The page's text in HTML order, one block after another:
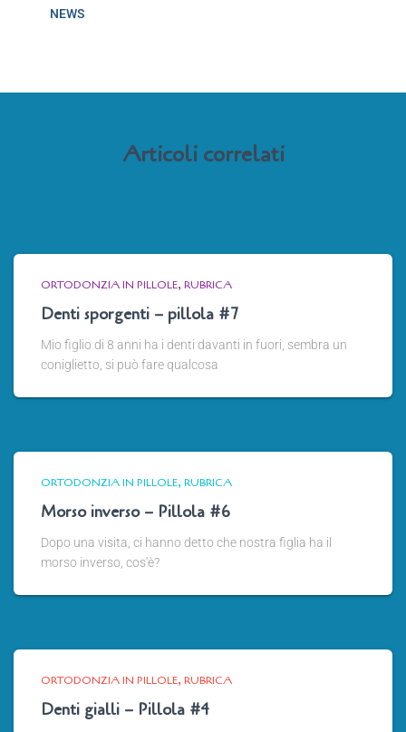
NEWS
Articoli correlati
ORTODONZIA IN PILLOLE RUBRICA
Denti sporgenti – pillola #7
Mio figlio di 8 anni ha i denti davanti in fuori, sembra un
coniglietto, si può fare qualcosa
ORTODONZIA IN PILLOLE RUBRICA
Morso inverso – Pillola #6
Dopo una visita, ci hanno detto che nostra figlia ha il
morso inverso, cos'è?
ORTODONZIA IN PILLOLE RUBRICA
Denti gialli – Pillola #4